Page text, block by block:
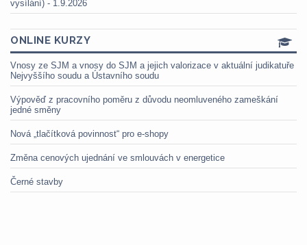
vysílání) - 1.9.2026
ONLINE KURZY
Vnosy ze SJM a vnosy do SJM a jejich valorizace v aktuální judikatuře
Nejvyššího soudu a Ústavního soudu
Výpověď z pracovního poměru z důvodu neomluveného zameškání
jedné směny
Nová „tlačítková povinnost“ pro e-shopy
Změna cenových ujednání ve smlouvách v energetice
Černé stavby